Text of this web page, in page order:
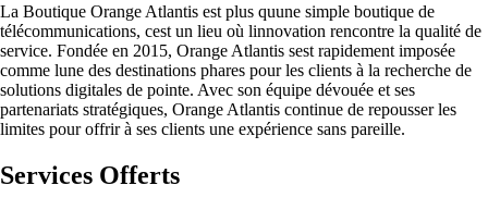
La Boutique Orange Atlantis est plus quune simple boutique de
télécommunications, cest un lieu où linnovation rencontre la qualité de
service. Fondée en 2015, Orange Atlantis sest rapidement imposée
comme lune des destinations phares pour les clients à la recherche de
solutions digitales de pointe. Avec son équipe dévouée et ses
partenariats stratégiques, Orange Atlantis continue de repousser les
limites pour offrir à ses clients une expérience sans pareille.
Services Offerts